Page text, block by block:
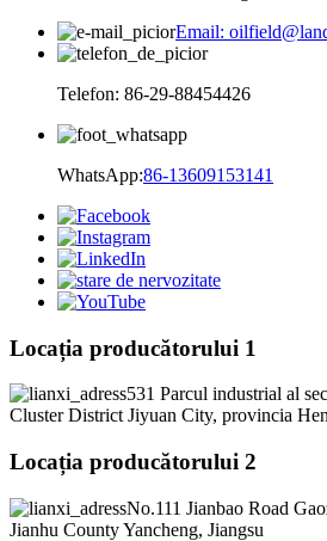
Email:
Telefon: 86-29-88454426
WhatsApp:86-13609153141
Locația producătorului 1
531 Parcul industrial al
Cluster District Jiyuan City, provincia
Locația producătorului 2
No.111 Jianbao Road
Jianhu County Yancheng, Jiangsu